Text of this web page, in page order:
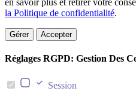
la Politique de confidentialité.
Gérer Accepter
Réglages RGPD: Gestion Des
Session